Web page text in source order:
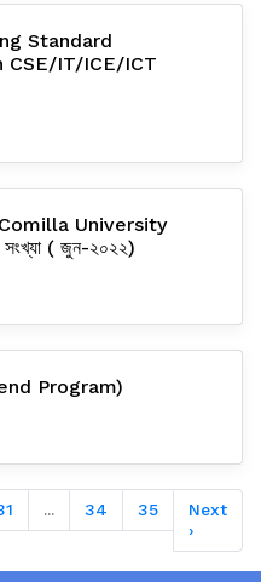
Standard
CSE/IT/ICE/ICT
University
( জুন-২০২২)
Program)
... 34 35
Next
›